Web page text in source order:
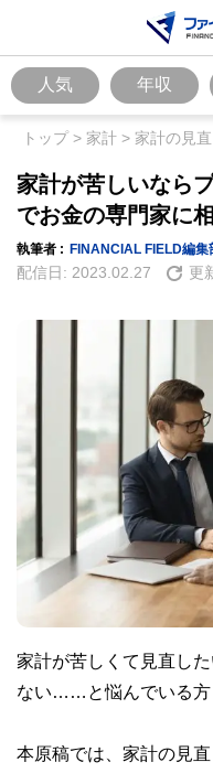
人気 年収
トップ> 家計 > 家計の見直
家計が苦しいなら
でお金の専門家に
執筆者 : FINANCIAL FIELD編集
配信日: 2023.02.27 更
家計が苦しくて見直し
ない……と悩んでいる方
本原稿では、家計の見